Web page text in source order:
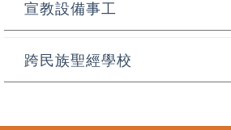
宣教設備事工
跨民族聖經學校